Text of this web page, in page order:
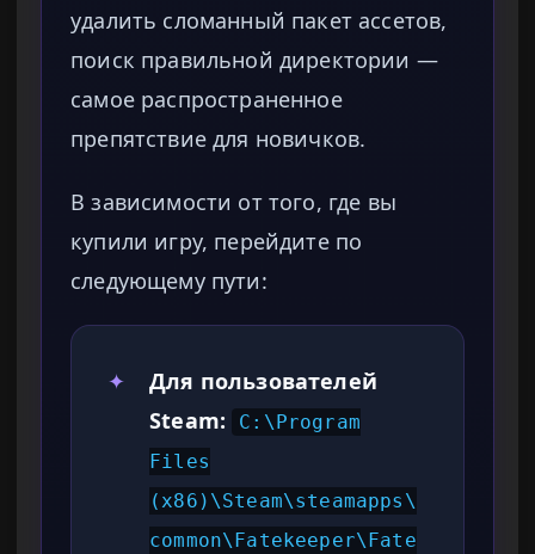
удалить сломанный пакет ассетов,
поиск правильной директории —
самое распространенное
препятствие для новичков.
В зависимости от того, где вы
купили игру, перейдите по
следующему пути:
✦
Для пользователей
Steam:
C:\Program
Files
(x86)\Steam\steamapps\
common\Fatekeeper\Fate